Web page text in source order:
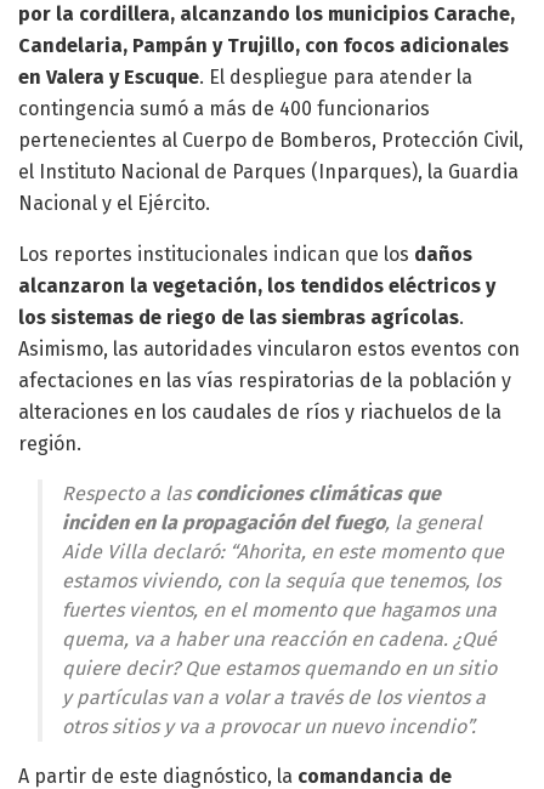
por la cordillera, alcanzando los municipios Carache,
Candelaria, Pampán y Trujillo, con focos adicionales
en Valera y Escuque. El despliegue para atender la
contingencia sumó a más de 400 funcionarios
pertenecientes al Cuerpo de Bomberos, Protección Civil,
el Instituto Nacional de Parques (Inparques), la Guardia
Nacional y el Ejército.
Los reportes institucionales indican que los daños
alcanzaron la vegetación, los tendidos eléctricos y
los sistemas de riego de las siembras agrícolas.
Asimismo, las autoridades vincularon estos eventos con
afectaciones en las vías respiratorias de la población y
alteraciones en los caudales de ríos y riachuelos de la
región.
Respecto a lascondiciones climáticas que
inciden en la propagación del fuego, la general
Aide Villa declaró: “Ahorita, en este momento que
estamos viviendo, con la sequía que tenemos, los
fuertes vientos, en el momento que hagamos una
quema, va a haber una reacción en cadena. ¿Qué
quiere decir? Que estamos quemando en un sitio
y partículas van a volar a través de los vientos a
otros sitios y va a provocar un nuevo incendio”.
A partir de este diagnóstico, la comandancia de